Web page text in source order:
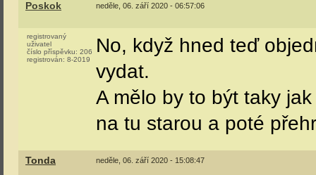
Poskok neděle, 06. září 2020 - 06:57:06
registrovaný
uživatel
číslo příspěvku: 206
registrován: 8-2019
No, když hned teď
vydat.
A mělo by to být taky
na tu starou a poté
Tonda neděle, 06. září 2020 - 15:08:47